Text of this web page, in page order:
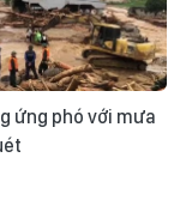
ứng phó với mưa